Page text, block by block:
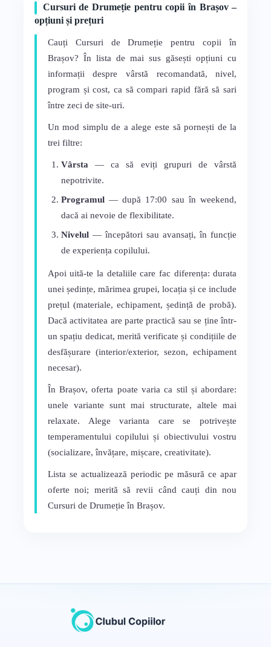
Cursuri de Drumeție pentru copii în Brașov –
opțiuni și prețuri
Cauți Cursuri de Drumeție pentru copii în
Brașov? În lista de mai sus găsești opțiuni cu
informații despre vârstă recomandată, nivel,
program și cost, ca să compari rapid fără să sari
între zeci de site-uri.
Un mod simplu de a alege este să pornești de la
trei filtre:
Vârsta— ca să eviți grupuri de vârstă
nepotrivite.
Programul— după 17:00 sau în weekend,
dacă ai nevoie de flexibilitate.
Nivelul— începători sau avansați, în funcție
de experiența copilului.
Apoi uită-te la detaliile care fac diferența: durata
unei ședințe, mărimea grupei, locația și ce include
prețul (materiale, echipament, ședință de probă).
Dacă activitatea are parte practică sau se ține într-
un spațiu dedicat, merită verificate și condițiile de
desfășurare (interior/exterior, sezon, echipament
necesar).
În Brașov, oferta poate varia ca stil și abordare:
unele variante sunt mai structurate, altele mai
relaxate. Alege varianta care se potrivește
temperamentului copilului și obiectivului vostru
(socializare, învățare, mișcare, creativitate).
Lista se actualizează periodic pe măsură ce apar
oferte noi; merită să revii când cauți din nou
Cursuri de Drumeție în Brașov.